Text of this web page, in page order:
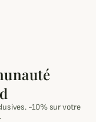
-10% sur votre